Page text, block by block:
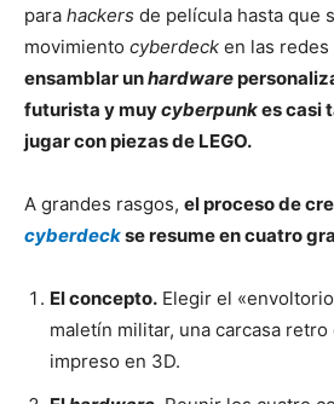
para hackers de película hasta que
movimiento cyberdeck en las redes
ensamblar unhardware
futurista y muycyberpunkes casi
jugar con piezas de LEGO.
A grandes rasgos, el proceso de
cyberdeckse resume en cuatro
El concepto. Elegir el
maletín militar, una carcasa
impreso en 3D.